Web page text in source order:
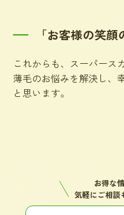
「お客様の笑顔
これからも、スーパース
薄毛のお悩みを解決し、
と思います。
お得な
気軽にご相談